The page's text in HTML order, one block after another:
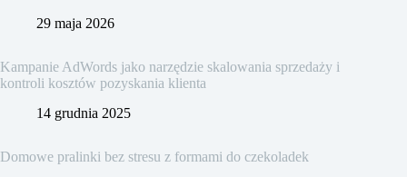
29 maja 2026
Kampanie AdWords jako narzędzie skalowania sprzedaży i
kontroli kosztów pozyskania klienta
14 grudnia 2025
Domowe pralinki bez stresu z formami do czekoladek